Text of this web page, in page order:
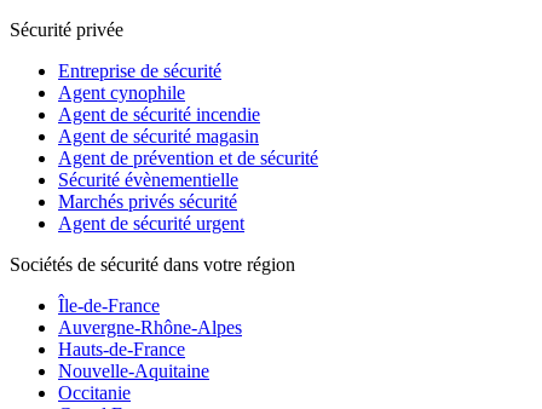
Sécurité privée
Entreprise de sécurité
Agent cynophile
Agent de sécurité incendie
Agent de sécurité magasin
Agent de prévention et de sécurité
Sécurité évènementielle
Marchés privés sécurité
Agent de sécurité urgent
Sociétés de sécurité dans votre région
Île-de-France
Auvergne-Rhône-Alpes
Hauts-de-France
Nouvelle-Aquitaine
Occitanie